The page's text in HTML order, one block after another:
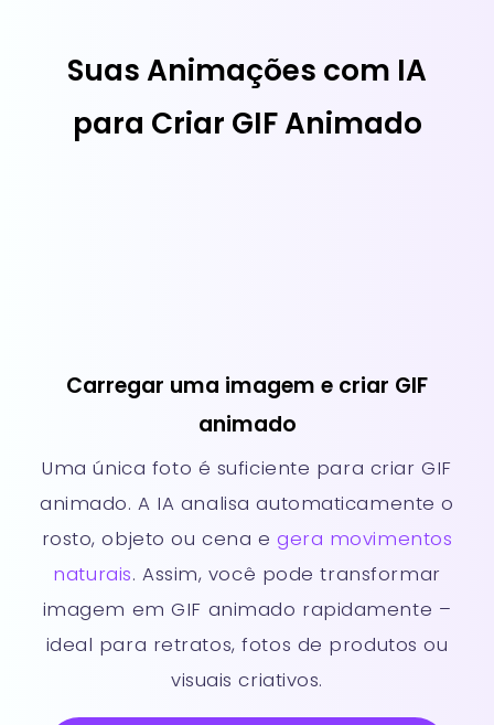
Suas Animações com IA
para Criar GIF Animado
Carregar uma imagem e criar GIF
animado
Uma única foto é suficiente para criar GIF
animado. A IA analisa automaticamente o
rosto, objeto ou cena egera movimentos
naturais. Assim, você pode transformar
imagem em GIF animado rapidamente –
ideal para retratos, fotos de produtos ou
visuais criativos.